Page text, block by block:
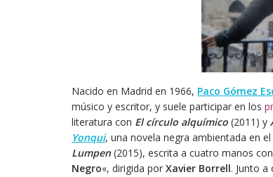
Nacido en Madrid en 1966, Paco Gómez
músico y escritor, y suele participar en los
literatura con El círculo alquímico (2011) y
Yonqui, una novela negra ambientada en
Lumpen (2015), escrita a cuatro manos con
Negro«, dirigida por Xavier Borrell. Junto